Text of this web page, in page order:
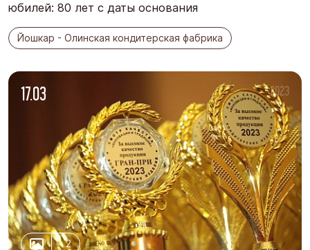
юбилей: 80 лет с даты основания
Йошкар - Олинская кондитерская фабрика
17.03 -2023
2